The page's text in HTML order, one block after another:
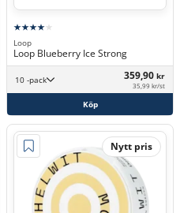
Loop
Loop Blueberry Ice Strong
10 -pack 359,90 kr
35,99 kr/st
Köp
Nytt pris